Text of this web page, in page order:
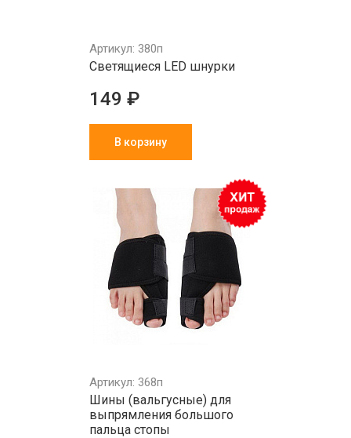
Артикул: 380п
Светящиеся LED шнурки
149 ₽
В корзину
Артикул: 368п
Шины (вальгусные) для
выпрямления большого
пальца стопы